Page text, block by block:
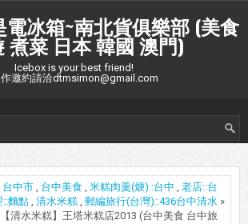
冰箱~南北貨俱樂部 (美食
煮菜 日本 韓國 澳門)
Icebox is your best friend!
邀約請洽dtmsimon@gmail.com
台中市 , 台中美食 , 米糕肉羹(焿)::台中 , 老店::台
::麵點, 清水米糕 , 郵編旅行(台灣)::436台中清水 »
清水米糕】王塔米糕店2013 (台中美食 台中旅